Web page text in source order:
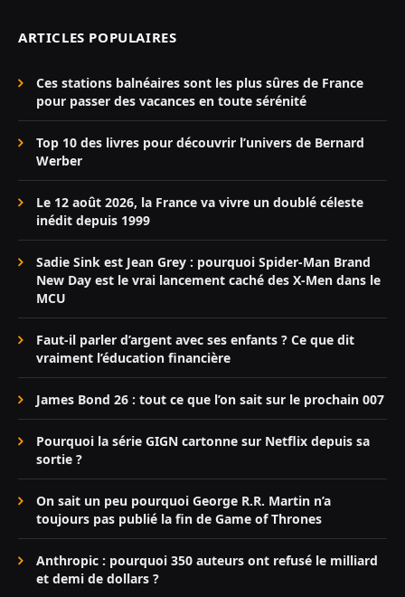
ARTICLES POPULAIRES
Ces stations balnéaires sont les plus sûres de France
pour passer des vacances en toute sérénité
Top 10 des livres pour découvrir l’univers de Bernard
Werber
Le 12 août 2026, la France va vivre un doublé céleste
inédit depuis 1999
Sadie Sink est Jean Grey : pourquoi Spider-Man Brand
New Day est le vrai lancement caché des X-Men dans le
MCU
Faut-il parler d’argent avec ses enfants ? Ce que dit
vraiment l’éducation financière
James Bond 26 : tout ce que l’on sait sur le prochain 007
Pourquoi la série GIGN cartonne sur Netflix depuis sa
sortie ?
On sait un peu pourquoi George R.R. Martin n’a
toujours pas publié la fin de Game of Thrones
Anthropic : pourquoi 350 auteurs ont refusé le milliard
et demi de dollars ?